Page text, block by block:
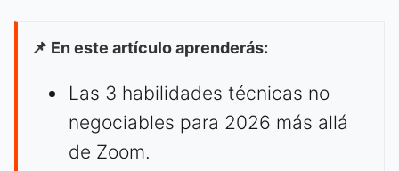
📌 En este artículo aprenderás:
Las 3 habilidades técnicas no
negociables para 2026 más allá
de Zoom.